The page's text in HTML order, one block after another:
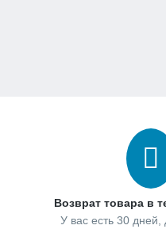
Возврат товара в
У вас есть 30 дней,